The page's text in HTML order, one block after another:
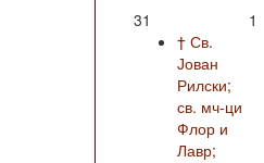
31
† Св.
Јован
Рилски;
св. мч-ци
Флор и
Лавр;
1